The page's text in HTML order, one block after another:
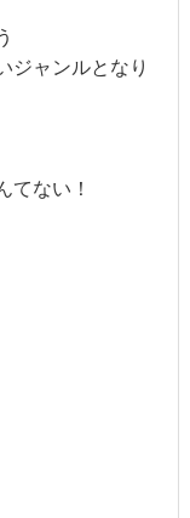
ジャンルとなり
てない！